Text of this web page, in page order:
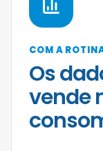
COM A
Os
vende